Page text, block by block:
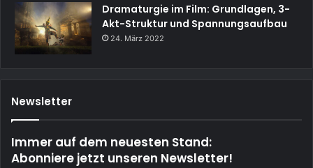
Dramaturgie im Film: Grundlagen, 3-
Akt-Struktur und Spannungsaufbau
24. März 2022
Newsletter
Immer auf dem neuesten Stand:
Abonniere jetzt unseren Newsletter!